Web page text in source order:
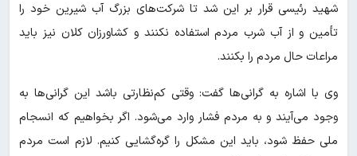
شهید رئیسی قرار بر این شد تا شرکت‌های بزرگ آب شیرین خود را
تأمین و از آب شرب مردم استفاده نکنند و کشاورزان کلان نیز باید
مراعات حال مردم را بکنند.
وی با اشاره به گرانی‌ها گفت: وقتی کم‌نظارتی باشد این گرانی‌ها به
وجود می‌آیند و به مردم فشار وارد می‌شود. اگر بخواهیم که انسجام
ملی حفظ شود، باید این مشکل را گره‌گشایی کنیم. لازم است مردم